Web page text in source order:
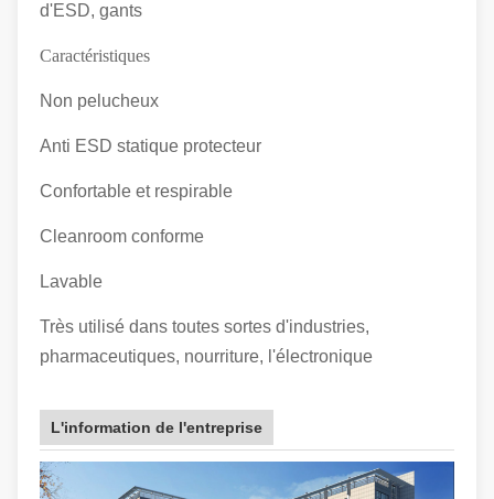
d'ESD, gants
Caractéristiques
Non pelucheux
Anti ESD statique protecteur
Confortable et respirable
Cleanroom conforme
Lavable
Très utilisé dans toutes sortes d'industries,
pharmaceutiques, nourriture, l'électronique
L'information de l'entreprise